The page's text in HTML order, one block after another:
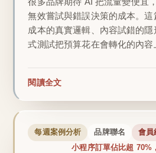
無效嘗試與錯誤決策的成本。
成本的真實邏輯、內容試錯的
式測試把預算花在會轉化的內容
閱讀全文
每週案例分析 品牌聯名 會員
小程序訂單佔比超 70%